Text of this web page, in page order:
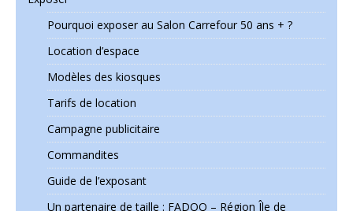
Pourquoi exposer au Salon Carrefour 50 ans + ?
Location d’espace
Modèles des kiosques
Tarifs de location
Campagne publicitaire
Commandites
Guide de l’exposant
Un partenaire de taille : FADOQ – Région Île de